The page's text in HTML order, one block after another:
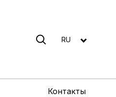
RU
Контакты